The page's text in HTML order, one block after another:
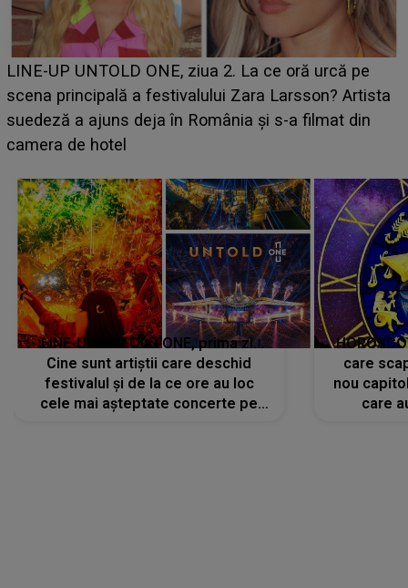
Ce a dezvăluit noua concurentă din "Casa Iubirii" l-a
luat prin surprindere pe Emanuel. CINE ESTE
BĂIATUL VIZAT de Alexandra?! Aflându-se în fața
faptului împlinit, A RECUNOSCUT IMEDIAT: "Am
LINE-UP UNTOLD ONE, prima zi.
Cine sunt artiștii care deschid
festivalul și de la ce ore au loc
cele mai așteptate concerte pe
care
nou
care